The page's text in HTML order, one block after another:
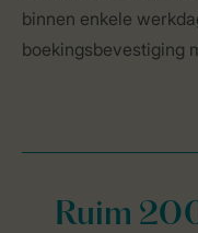
binnen enkele
boekingsbevestiging
Ruim